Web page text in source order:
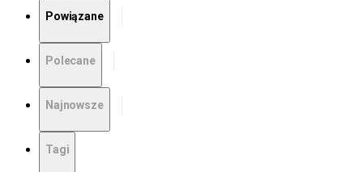
Powiązane
Polecane
Najnowsze
Tagi